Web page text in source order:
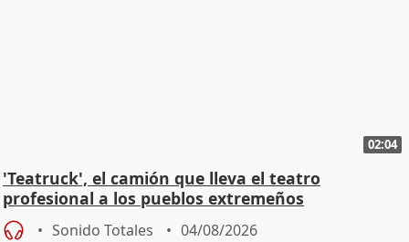
02:04
'Teatruck', el camión que lleva el teatro
profesional a los pueblos extremeños
Sonido Totales 04/08/2026